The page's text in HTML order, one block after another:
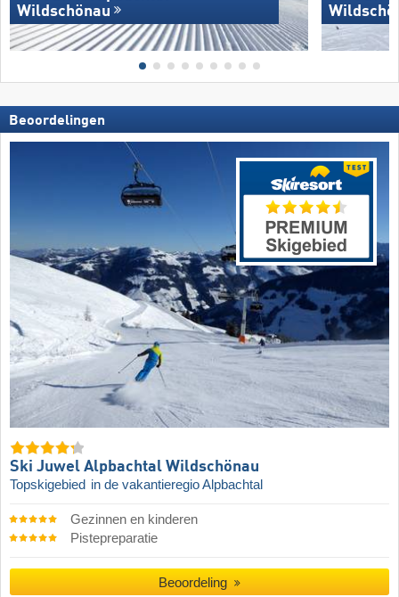
Wildschönau
Beoordelingen
Ski Juwel Alpbachtal Wildschönau
Topskigebied in de vakantieregio Alpbachtal
Gezinnen en kinderen
Pistepreparatie
Beoordeling